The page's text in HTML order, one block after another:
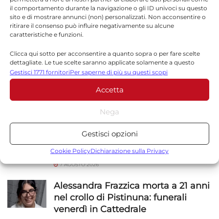
il comportamento durante la navigazione o gli ID univoci su questo
sito e di mostrare annunci (non) personalizzati. Non acconsentire o
ritirare il consenso può influire negativamente su alcune
caratteristiche e funzioni.
Clicca qui sotto per acconsentire a quanto sopra o per fare scelte
dettagliate. Le tue scelte saranno applicate solamente a questo
sito. È possibile modificare le impostazioni in qualsiasi momento,
compreso il ritiro del consenso, utilizzando i pulsanti della Cookie
Policy o cliccando sul pulsante di gestione del consenso nella parte
inferiore dello schermo.
Statistiche
Archiviare informazioni su dispositivo e/o accedervi, Misurare le
prestazioni degli annunci, Misurare le prestazioni dei contenuti,
combinazione di dati provenienti da fonti diverse.
Marketing
Archiviare informazioni su dispositivo e/o accedervi, Utilizzare
Gestisci 1771 fornitoriPer saperne di più su questi scopi
Accetta
Nega
Gestisci opzioni
Cookie PolicyDichiarazione sulla Privacy
Sito web
Etna in eruzione, Catania: arrivi
sospesi a Fontanarossa
7 AGOSTO 2026
Alessandra Frazzica morta a 21 anni
nel crollo di Pistinuna: funerali
venerdì in Cattedrale